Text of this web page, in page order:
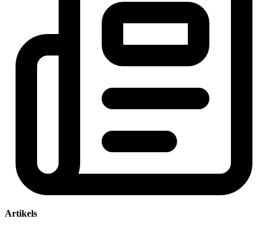
Artikels